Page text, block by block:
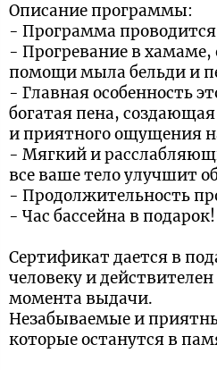
Описание программы:
- Программа
- Прогревание в
помощи мыла бельди и
- Главная особенность
богатая пена,
и приятного ощущения
- Мягкий и
все ваше тело улучшит
- Продолжительность
- Час бассейна в подарок!
Сертификат дается в
человеку и
момента выдачи.
Незабываемые и
которые останутся в